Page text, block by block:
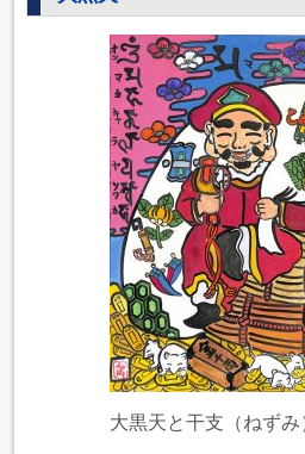
大黒天と干支（ねず